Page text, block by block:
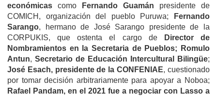
económicas como Fernando Guamán presidente de
COMICH, organización del pueblo Puruwa;
Fernando
Sarango, hermano de José Sarango presidente de la
CORPUKIS, que ostenta el cargo de
Director de
Nombramientos en la Secretaria de Pueblos;
Romulo
Antun, Secretario de Educación Intercultural Bilingüe;
José Esach, presidente de la CONFENIAE, cuestionado
por tomar decisión arbitrariamente para apoyar a Noboa;
Rafael Pandam, en el 2021 fue a negociar con Lasso a